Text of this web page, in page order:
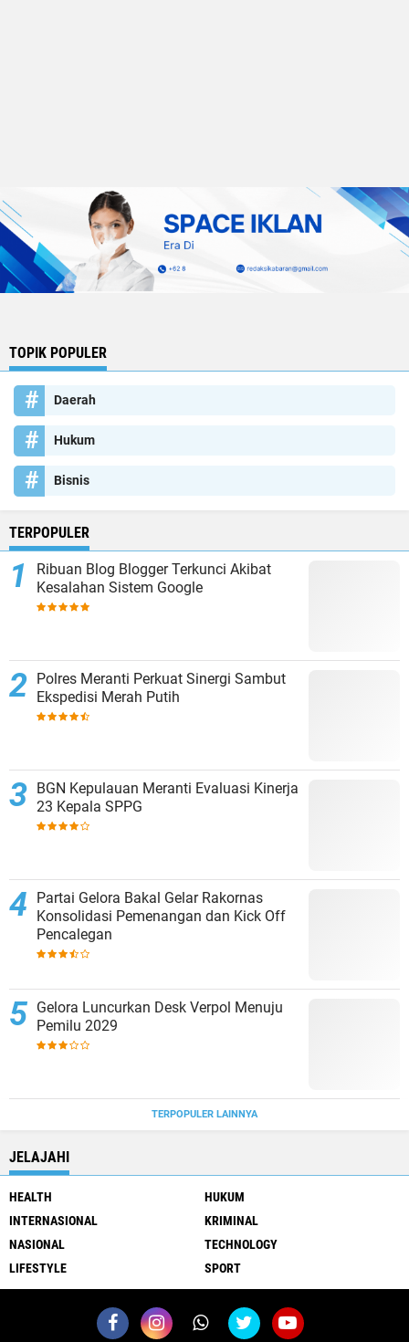
TOPIK POPULER
Daerah
Hukum
Bisnis
TERPOPULER
Ribuan Blog Blogger Terkunci Akibat
Kesalahan Sistem Google
Polres Meranti Perkuat Sinergi Sambut
Ekspedisi Merah Putih
BGN Kepulauan Meranti Evaluasi Kinerja
23 Kepala SPPG
Partai Gelora Bakal Gelar Rakornas
Konsolidasi Pemenangan dan Kick Off
Pencalegan
Gelora Luncurkan Desk Verpol Menuju
Pemilu 2029
TERPOPULER LAINNYA
JELAJAHI
HEALTH
HUKUM
INTERNASIONAL
KRIMINAL
NASIONAL
TECHNOLOGY
LIFESTYLE
SPORT